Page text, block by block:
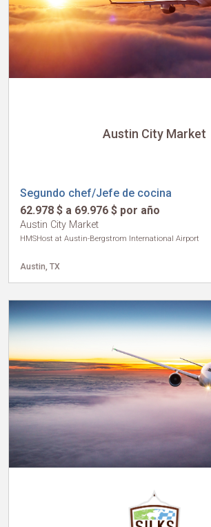
Austin City Market
Segundo chef/Jefe de cocina
62.978 $ a 69.976 $ por año
Austin City Market
HMSHost at Austin-Bergstrom International Airport
Austin, TX